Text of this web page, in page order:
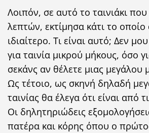
Λοιπόν, σε αυτό το ταινιάκι που
λεπτών, εκτίμησα κάτι το
ιδιαίτερο. Τι είναι αυτό; Δεν
για ταινία μικρού μήκους, όσο
σεκάνς αν θέλετε μιας μεγάλου
Ως τέτοιο, ως σκηνή δηλαδή
ταινίας θα έλεγα ότι είναι από
Οι δηλητηριώδεις
πατέρα και κόρης όπου ο